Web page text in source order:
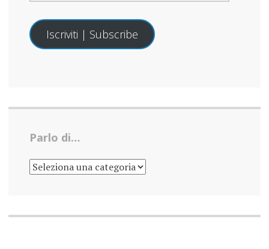
Iscriviti | Subscribe
Parlo di…
PARLO
DI…